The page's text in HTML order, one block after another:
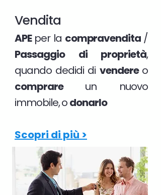
Vendita
APE per la compravendita /
Passaggio di proprietà,
quando dedidi di vendere o
comprare un nuovo
immobile, odonarlo
Scopri di più >